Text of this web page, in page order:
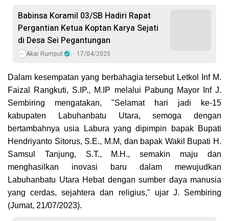
Babinsa Koramil 03/SB Hadiri Rapat
Pergantian Ketua Koptan Karya Sejati
di Desa Sei Pegantungan
Akar Rumput 17/04/2025
Dalam kesempatan yang berbahagia tersebut Letkol Inf M.
Faizal Rangkuti, S.IP., M.IP melalui Pabung Mayor Inf J.
Sembiring mengatakan, "Selamat hari jadi ke-15
kabupaten Labuhanbatu Utara, semoga dengan
bertambahnya usia Labura yang dipimpin bapak Bupati
Hendriyanto Sitorus, S.E., M.M, dan bapak Wakil Bupati H.
Samsul Tanjung, S.T., M.H., semakin maju dan
menghasilkan inovasi baru dalam mewujudkan
Labuhanbatu Utara Hebat dengan sumber daya manusia
yang cerdas, sejahtera dan religius," ujar J. Sembiring
(Jumat, 21/07/2023).